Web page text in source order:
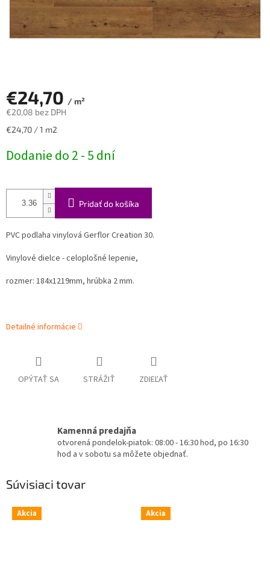
€24,70 / m²
€20,08 bez DPH
Jednotková
€24,70 / 1 m2
Dodanie do 2 - 5 dní
Pridať do košíka
PVC podlaha vinylová Gerflor Creation 30.
Vinylové dielce - celoplošné lepenie,
rozmer: 184x1219mm, hrúbka 2 mm.
Detailné informácie
OPÝTAŤ SA STRÁŽIŤ ZDIEĽAŤ
Kamenná predajňa
otvorená pondelok-piatok: 08:00 - 16:30 hod, po 16:30
hod a v sobotu sa môžete objednať.
Súvisiaci tovar
Akcia Akcia